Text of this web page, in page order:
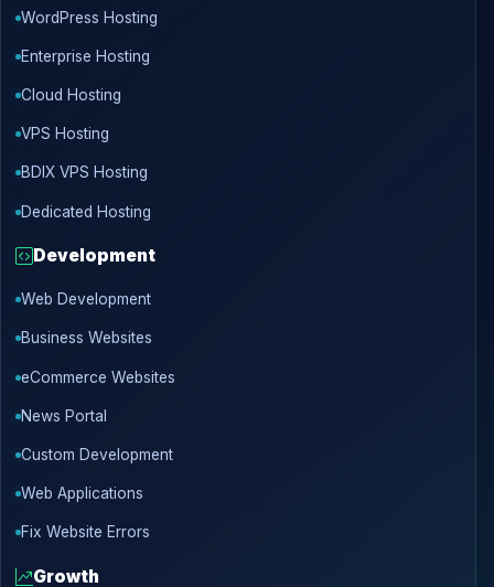
WordPress Hosting
Enterprise Hosting
Cloud Hosting
VPS Hosting
BDIX VPS Hosting
Dedicated Hosting
Development
Web Development
Business Websites
eCommerce Websites
News Portal
Custom Development
Web Applications
Fix Website Errors
Growth